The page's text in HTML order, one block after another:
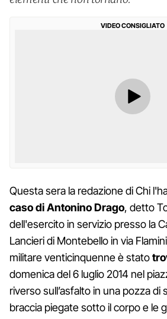
VIDEO CONSIGLIATO
Questa sera la redazione di Chi
caso di Antonino Drago, detto
dell'esercito in servizio presso la
Lancieri di Montebello in via
militare venticinquenne è stato
domenica del 6 luglio 2014 nel
riverso sull’asfalto in una pozza di
braccia piegate sotto il corpo e le